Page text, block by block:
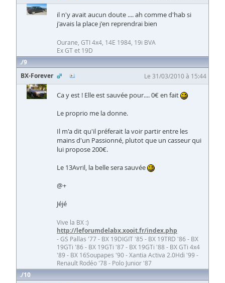
il n'y avait aucun doute .... ah comme d'hab si
j'avais la place j'en reprendrai bien
Ourane, GTI 4x4, 14E 1984, 19i BVA
Ex GT et 19D
9
BX-Forever
Le 31/03/2010 à 15:44
Ca y est ! Elle est sauvée pour.... 0€ en fait
Le proprio me la donne.
Il m'a dit qu'il préferait la voir partir entre les
mains d'un Passionné, plutot que un casseur qui
lui propose 200€.
Le 13Avril, la belle sera sauvée
@+
Jéjé
Vive la BX :)
http://leforumdelabx.xooit.fr/index.php
- GS Pallas '77 - BX 19DIGIT '85 - BX 19TRD '86 - BX
19GTi '86 - BX 19GTi '87 - BX 19GTi '88 - BX GTi 4x4
'89 - BX 16Soupapes '90 - Xantia Activa 2.0Hdi '99 -
Renault Rodéo '78 - Polo Junior '87
10